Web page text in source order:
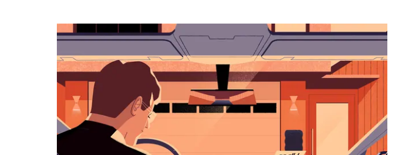
выбрать
дату.
закрыть
календарь,
нажмите
Esc.